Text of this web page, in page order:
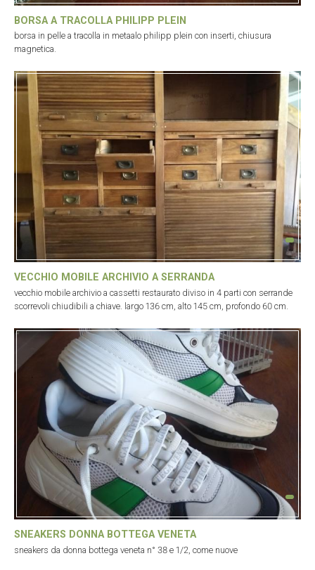
BORSA A TRACOLLA PHILIPP PLEIN
borsa in pelle a tracolla in metaalo philipp plein con inserti, chiusura
magnetica.
VECCHIO MOBILE ARCHIVIO A SERRANDA
vecchio mobile archivio a cassetti restaurato diviso in 4 parti con serrande
scorrevoli chiudibili a chiave. largo 136 cm, alto 145 cm, profondo 60 cm.
SNEAKERS DONNA BOTTEGA VENETA
sneakers da donna bottega veneta n° 38 e 1/2, come nuove